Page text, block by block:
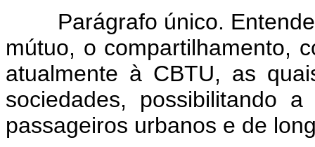
Parágrafo único. Entende-
mútuo, o compartilhamento,
atualmente à CBTU, as
sociedades, possibilitando
passageiros urbanos e de